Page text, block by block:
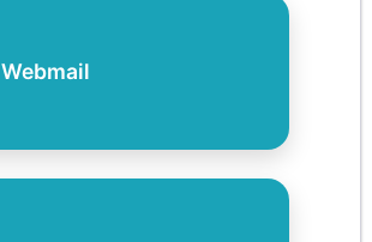
Webmail